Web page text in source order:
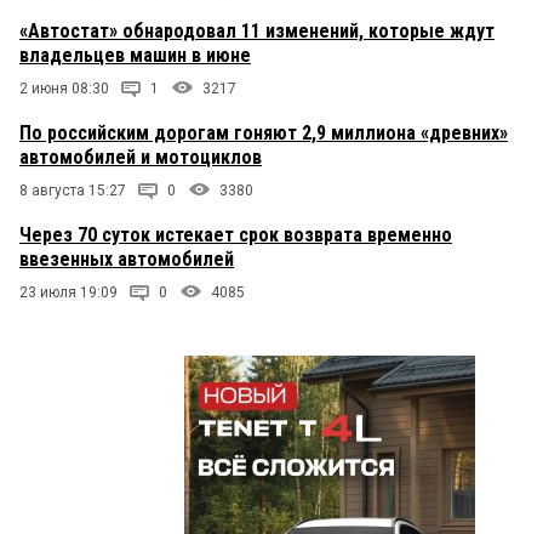
«Автостат» обнародовал 11 изменений, которые ждут
владельцев машин в июне
2 июня 08:30 1 3217
По российским дорогам гоняют 2,9 миллиона «древних»
автомобилей и мотоциклов
8 августа 15:27 0 3380
Через 70 суток истекает срок возврата временно
ввезенных автомобилей
23 июля 19:09 0 4085